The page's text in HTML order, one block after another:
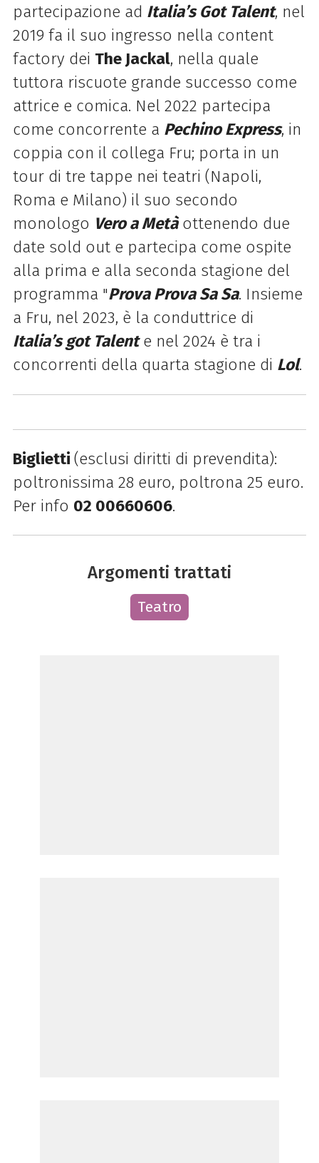
partecipazione ad Italia’s Got Talent, nel
2019 fa il suo ingresso nella content
factory dei The Jackal, nella quale
tuttora riscuote grande successo come
attrice e comica. Nel 2022 partecipa
come concorrente a Pechino Express, in
coppia con il collega Fru; porta in un
tour di tre tappe nei teatri (Napoli,
Roma e Milano) il suo secondo
monologo Vero a Metàottenendo due
date sold out e partecipa come ospite
alla prima e alla seconda stagione del
programma "Prova Prova Sa Sa. Insieme
a Fru, nel 2023, è la conduttrice di
Italia’s got Talente nel 2024 è tra i
concorrenti della quarta stagione di Lol.
Biglietti (esclusi diritti di prevendita):
poltronissima 28 euro, poltrona 25 euro.
Per info 02 00660606.
Argomenti trattati
Teatro